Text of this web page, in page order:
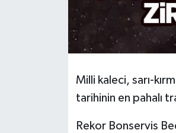
Milli kaleci, sarı-
tarihinin en pahalı
Rekor Bonservis
RESMİ İLANLAR